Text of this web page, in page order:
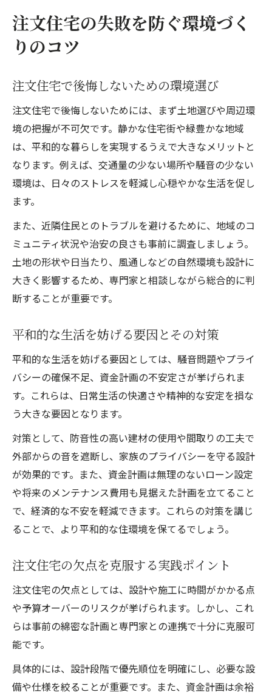
注文住宅の失敗を防ぐ環境づく
りのコツ
注文住宅で後悔しないための環境選び
注文住宅で後悔しないためには、まず土地選びや周辺環
境の把握が不可欠です。静かな住宅街や緑豊かな地域
は、平和的な暮らしを実現するうえで大きなメリットと
なります。例えば、交通量の少ない場所や騒音の少ない
環境は、日々のストレスを軽減し心穏やかな生活を促し
ます。
また、近隣住民とのトラブルを避けるために、地域のコ
ミュニティ状況や治安の良さも事前に調査しましょう。
土地の形状や日当たり、風通しなどの自然環境も設計に
大きく影響するため、専門家と相談しながら総合的に判
断することが重要です。
平和的な生活を妨げる要因とその対策
平和的な生活を妨げる要因としては、騒音問題やプライ
バシーの確保不足、資金計画の不安定さが挙げられま
す。これらは、日常生活の快適さや精神的な安定を損な
う大きな要因となります。
対策として、防音性の高い建材の使用や間取りの工夫で
外部からの音を遮断し、家族のプライバシーを守る設計
が効果的です。また、資金計画は無理のないローン設定
や将来のメンテナンス費用も見据えた計画を立てること
で、経済的な不安を軽減できます。これらの対策を講じ
ることで、より平和的な住環境を保てるでしょう。
注文住宅の欠点を克服する実践ポイント
注文住宅の欠点としては、設計や施工に時間がかかる点
や予算オーバーのリスクが挙げられます。しかし、これ
らは事前の綿密な計画と専門家との連携で十分に克服可
能です。
具体的には、設計段階で優先順位を明確にし、必要な設
備や仕様を絞ることが重要です。また、資金計画は余裕